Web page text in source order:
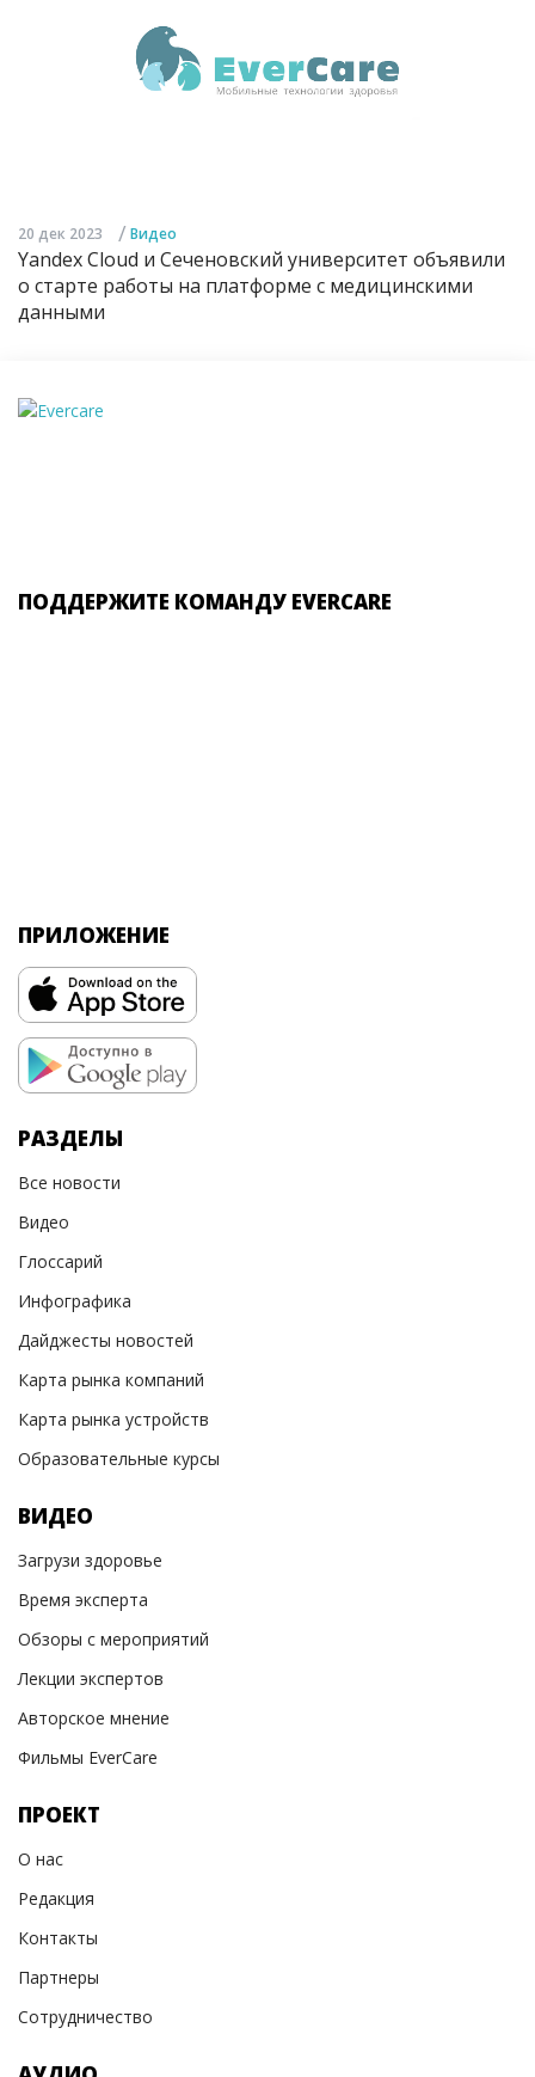
20 дек 2023 / Видео
Yandex Cloud и Сеченовский университет объявили
о старте работы на платформе с медицинскими
данными
ПОДДЕРЖИТЕ КОМАНДУ EVERCARE
ПРИЛОЖЕНИЕ
РАЗДЕЛЫ
Все новости
Видео
Глоссарий
Инфографика
Дайджесты новостей
Карта рынка компаний
Карта рынка устройств
Образовательные курсы
ВИДЕО
Загрузи здоровье
Время эксперта
Обзоры с мероприятий
Лекции экспертов
Авторское мнение
Фильмы EverCare
ПРОЕКТ
О нас
Редакция
Контакты
Партнеры
Сотрудничество